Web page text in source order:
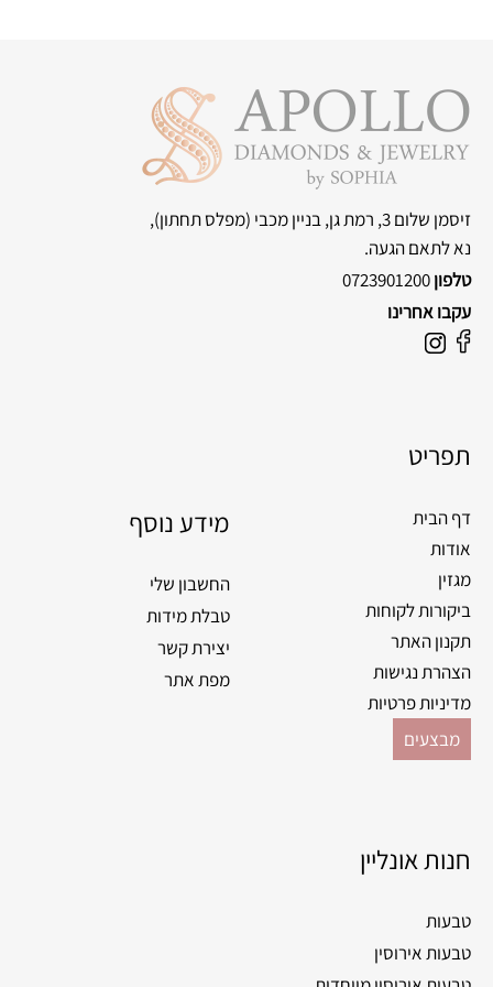
זיסמן שלום 3, רמת גן, בניין מכבי
(מפלס תחתון),
נא לתאם הגעה.
טלפון0723901200
עקבו אחרינו
F
b
o
k
I
a
r
a
m
תפריט
דף הבית
אודות
מגזין
ביקורות לקוחות
תקנון האתר
הצהרת נגישות
מדיניות פרטיות
מבצעים
מידע נוסף
החשבון שלי
טבלת מידות
יצירת קשר
מפת אתר
חנות אונליין
טבעות
טבעות אירוסין